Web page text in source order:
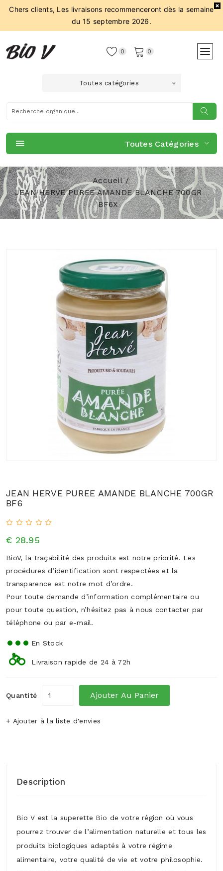
Chers clients, Les livraisons recommenceront dès la semaine
du 15 septembre 2026.
0 0
Toutes catégories
Toutes Catégories
Accueil
JEAN HERVE PUREE AMANDE BLANCHE 700GR
BF6X
JEAN HERVE PUREE AMANDE BLANCHE 700GR
BF6
€ 28.95
BioV, la traçabilité des produits est notre priorité. Les
procédures d’identification sont respectées et la
transparence est notre mot d’ordre.
Pour toute demande d’information complémentaire ou
pour toute question, n’hésitez pas à nous contacter par
téléphone ou par e-mail.
En Stock
Livraison rapide de 24 à 72h
Quantité Ajouter Au Panier
+ Ajouter à la liste d'envies
Description
Bio V est la superette Bio de votre région où vous
pourrez trouver de l’alimentation naturelle et tous les
produits biologiques adaptés à votre régime
alimentaire, votre qualité de vie et votre philosophie.